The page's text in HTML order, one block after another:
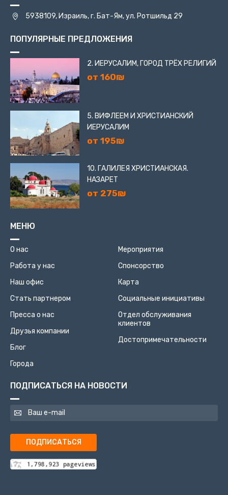
5938109, Израиль, г. Бат-Ям, ул. Ротшильд 29
ПОПУЛЯРНЫЕ ПРЕДЛОЖЕНИЯ
2. ИЕРУСАЛИМ, ГОРОД ТРЁХ РЕЛИГИЙ
от 160₪
5. ВИФЛЕЕМ И ХРИСТИАНСКИЙ
ИЕРУСАЛИМ
от 195₪
10. ГАЛИЛЕЯ ХРИСТИАНСКАЯ.
НАЗАРЕТ
от 275₪
МЕНЮ
О нас
Работа у нас
Наш офис
Стать партнером
Пресса о нас
Друзья компании
Блог
Города
Мероприятия
Спонсорство
Карта
Социальные инициативы
Отдел обслуживания
клиентов
Достопримечательности
ПОДПИСАТЬСЯ НА НОВОСТИ
ПОДПИСАТЬСЯ